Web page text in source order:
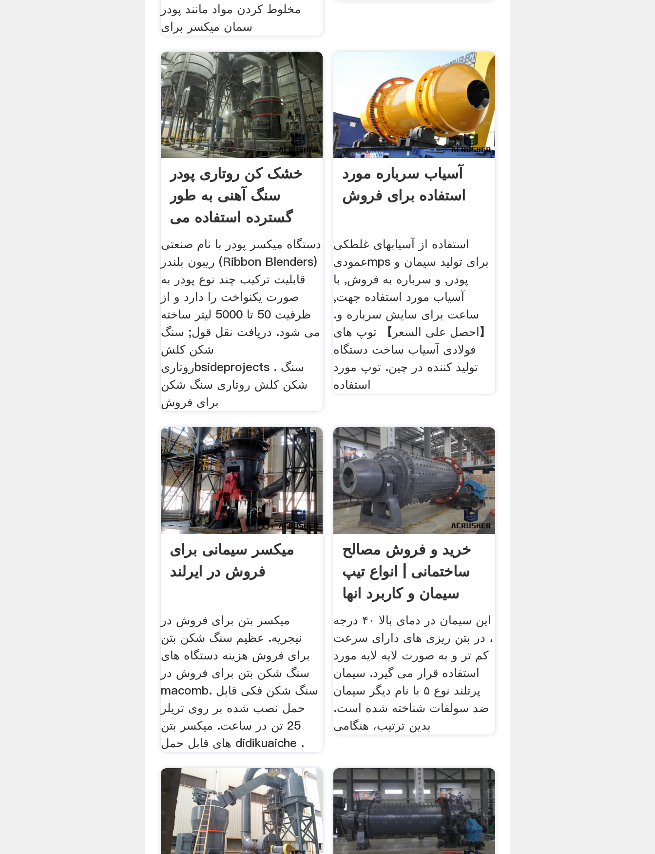
مخلوط کردن مواد مانند پودر
سمان میکسر برای
خشک کن روتاری پودر
سنگ آهنی به طور
گسترده استفاده می
شود
دستگاه میکسر پودر با نام صنعتی
ریبون بلندر (Ribbon Blenders)
قابلیت ترکیب چند نوع پودر به
صورت یکنواخت را دارد و از
ظرفیت 50 تا 5000 لیتر ساخته
می شود. دریافت نقل قول; سنگ
شکن کلش
روتاریbsideprojects . سنگ
شکن کلش روتاری سنگ شکن
برای فروش
آسیاب سرباره مورد
استفاده برای فروش
استفاده از آسیابهای غلطکی
عمودیmps برای تولید سیمان و
پودر, و سرباره به فروش, با
آسیاب مورد استفاده جهت,
ساعت برای سایش سرباره و.
【احصل على السعر】 توپ های
فولادی آسیاب ساخت دستگاه
تولید کننده در چین. توپ مورد
استفاده
میکسر سیمانی برای
فروش در ایرلند
میکسر بتن برای فروش در
نیجریه. عظیم سنگ شکن بتن
برای فروش هزینه دستگاه های
سنگ شکن بتن برای فروش در
macomb. سنگ شکن فکی قابل
حمل نصب شده بر روی تریلر
25 تن در ساعت. میکسر بتن
های قابل حمل didikuaiche .
خرید و فروش مصالح
ساختمانی | انواع تیپ
سیمان و کاربرد انها
این سیمان در دمای بالا ۴۰ درجه
، در بتن ریزی های دارای سرعت
کم تر و به صورت لایه لایه مورد
استفاده قرار می گیرد. سیمان
پرتلند نوع ۵ با نام دیگر سیمان
ضد سولفات شناخته شده است.
بدین ترتیب، هنگامی